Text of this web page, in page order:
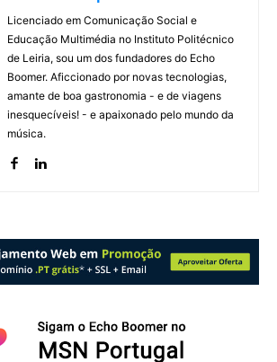
Licenciado em Comunicação Social e
Educação Multimédia no Instituto Politécnico
de Leiria, sou um dos fundadores do Echo
Boomer. Aficcionado por novas tecnologias,
amante de boa gastronomia - e de viagens
inesquecíveis! - e apaixonado pelo mundo da
música.